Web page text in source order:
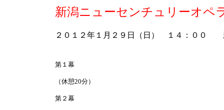
新潟ニューセンチュリーオ
２０１２年１月２９日（日） １４：００
第１幕
（休憩20分）
第２幕